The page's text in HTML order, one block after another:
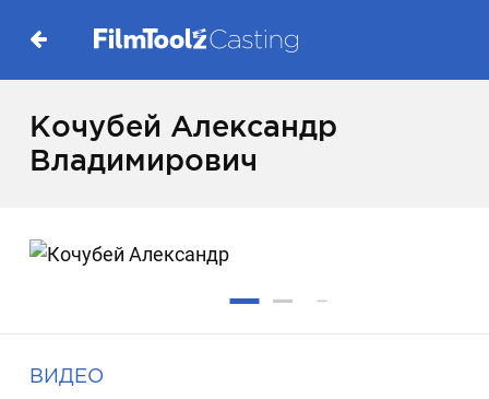
Кочубей Александр
Владимирович
ВИДЕО